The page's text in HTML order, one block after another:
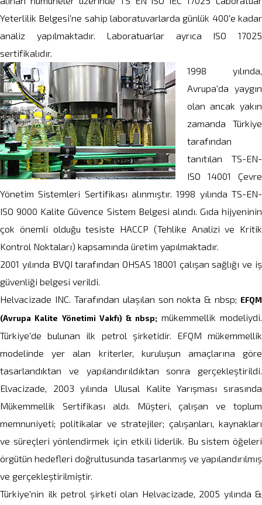
Yeterlilik Belgesi'ne sahip laboratuvarlarda günlük 400'e kadar
analiz yapılmaktadır. Laboratuarlar ayrıca ISO 17025
sertifikalıdır.
1998 yılında,
Avrupa'da yaygın
olan ancak yakın
zamanda Türkiye
tarafından
tanıtılan TS-EN-
ISO 14001 Çevre
Yönetim Sistemleri Sertifikası alınmıştır. 1998 yılında TS-EN-
ISO 9000 Kalite Güvence Sistem Belgesi alındı. Gıda hijyeninin
çok önemli olduğu tesiste HACCP (Tehlike Analizi ve Kritik
Kontrol Noktaları) kapsamında üretim yapılmaktadır.
2001 yılında BVQI tarafından OHSAS 18001 çalışan sağlığı ve iş
güvenliği belgesi verildi.
Helvacizade INC. Tarafından ulaşılan son nokta & nbsp; EFQM
(Avrupa Kalite Yönetimi Vakfı) & nbsp; mükemmellik modeliydi.
Türkiye'de bulunan ilk petrol şirketidir. EFQM mükemmellik
modelinde yer alan kriterler, kuruluşun amaçlarına göre
tasarlandıktan ve yapılandırıldıktan sonra gerçekleştirildi.
Elvacizade, 2003 yılında Ulusal Kalite Yarışması sırasında
Mükemmellik Sertifikası aldı. Müşteri, çalışan ve toplum
memnuniyeti; politikalar ve stratejiler; çalışanları, kaynakları
ve süreçleri yönlendirmek için etkili liderlik. Bu sistem öğeleri
örgütün hedefleri doğrultusunda tasarlanmış ve yapılandırılmış
ve gerçekleştirilmiştir.
Türkiye'nin ilk petrol şirketi olan Helvacizade, 2005 yılında &